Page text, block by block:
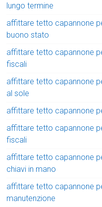
lungo termine
affittare tetto capannone
buono stato
affittare tetto capannone
fiscali
affittare tetto capannone
al sole
affittare tetto capannone
affittare tetto capannone
fiscali
affittare tetto capannone
chiavi in mano
affittare tetto capannone
manutenzione